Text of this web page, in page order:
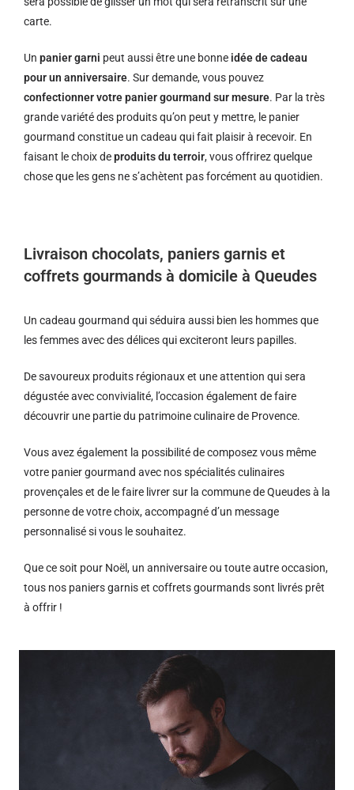
carte.
Un panier garni peut aussi être une bonne idée de cadeau
pour un anniversaire. Sur demande, vous pouvez
confectionner votre panier gourmand sur mesure. Par la très
grande variété des produits qu’on peut y mettre, le panier
gourmand constitue un cadeau qui fait plaisir à recevoir. En
faisant le choix deproduits du terroir, vous offrirez quelque
chose que les gens ne s’achètent pas forcément au quotidien.
Livraison chocolats, paniers garnis et
coffrets gourmands à domicile à Queudes
Un cadeau gourmand qui séduira aussi bien les hommes que
les femmes avec des délices qui exciteront leurs papilles.
De savoureux produits régionaux et une attention qui sera
dégustée avec convivialité, l’occasion également de faire
découvrir une partie du patrimoine culinaire de Provence.
Vous avez également la possibilité de composez vous même
votre panier gourmand avec nos spécialités culinaires
provençales et de le faire livrer sur la commune de Queudes à la
personne de votre choix, accompagné d’un message
personnalisé si vous le souhaitez.
Que ce soit pour Noël, un anniversaire ou toute autre occasion,
tous nos paniers garnis et coffrets gourmands sont livrés prêt
à offrir !